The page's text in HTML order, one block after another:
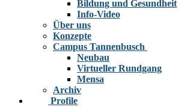
Bildung und Gesundheit
Info-Video
Über uns
Konzepte
Campus Tannenbusch
Neubau
Virtueller Rundgang
Mensa
Archiv
Profile